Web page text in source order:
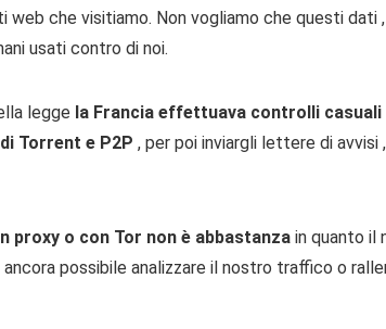
web che visitiamo. Non vogliamo che questi dati
usati contro di noi.
legge la Francia effettuava controlli
Torrent e P2P , per poi inviargli lettere di
proxy o con Tor non è abbastanza in quanto il
possibile analizzare il nostro traffico o